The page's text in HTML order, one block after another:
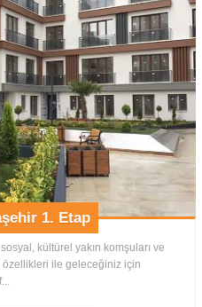
1. Etap
kültürel yakın komşuları ve
özellikleri ile geleceğiniz için